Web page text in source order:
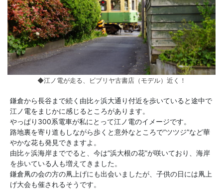
◆江ノ電が走る、ビブリヤ古書店（モデル）近く！
鎌倉から長谷まで続く由比ヶ浜大通り付近を歩いていると途中で
江ノ電をまじかに感じるところがあります。
やっぱり300系電車が私にとって江ノ電のイメージです。
路地裏を寄り道もしながら歩くと意外なところで”ツツジ”など華
やかな花も発見できますよ。
由比ヶ浜海岸まででると、今は”浜大根の花”が咲いており、海岸
を歩いている人も増えてきました。
鎌倉凧の会の方の凧上げにも出会いましたが、子供の日には凧上
げ大会も催されるそうです。